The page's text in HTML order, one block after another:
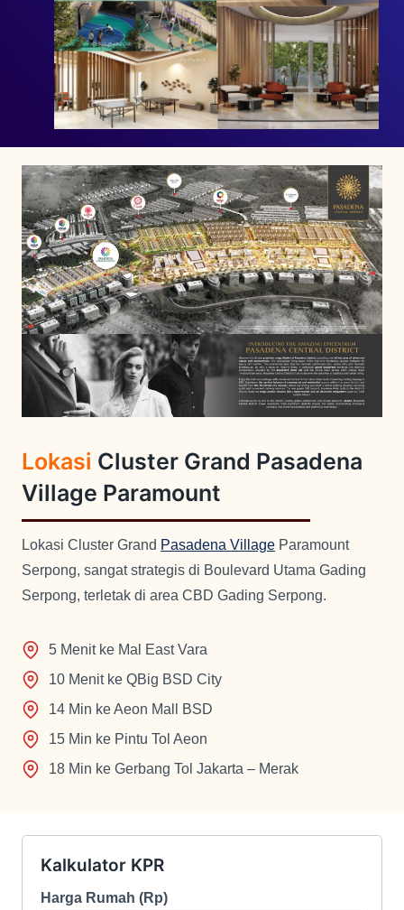
Lokasi Cluster GrandPasadena
VillageParamount
Lokasi Cluster GrandPasadena VillageParamount
Serpong, sangat strategis di Boulevard Utama Gading
5 Menit ke Mal East Vara
10 Menit ke QBig BSD City
15 Min ke Pintu Tol Aeon
18 Min ke Gerbang Tol Jakarta – Merak
Kalkulator KPR
Uang Muka (Rp)